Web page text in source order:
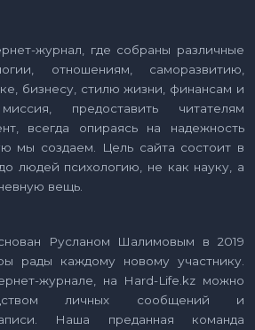
журнал, где собраны различные
отношениям, саморазвитию,
бизнесу, стилю жизни, финансам и
предоставить читателям
всегда опираясь на надежность
мы создаем. Цель сайта состоит в
людей психологию, не как науку, а
вещь.
Русланом Шалимовым в 2019
рады каждому новому участнику.
журнале, на Hard-Life.kz можно
личных сообщений и
Наша преданная команда